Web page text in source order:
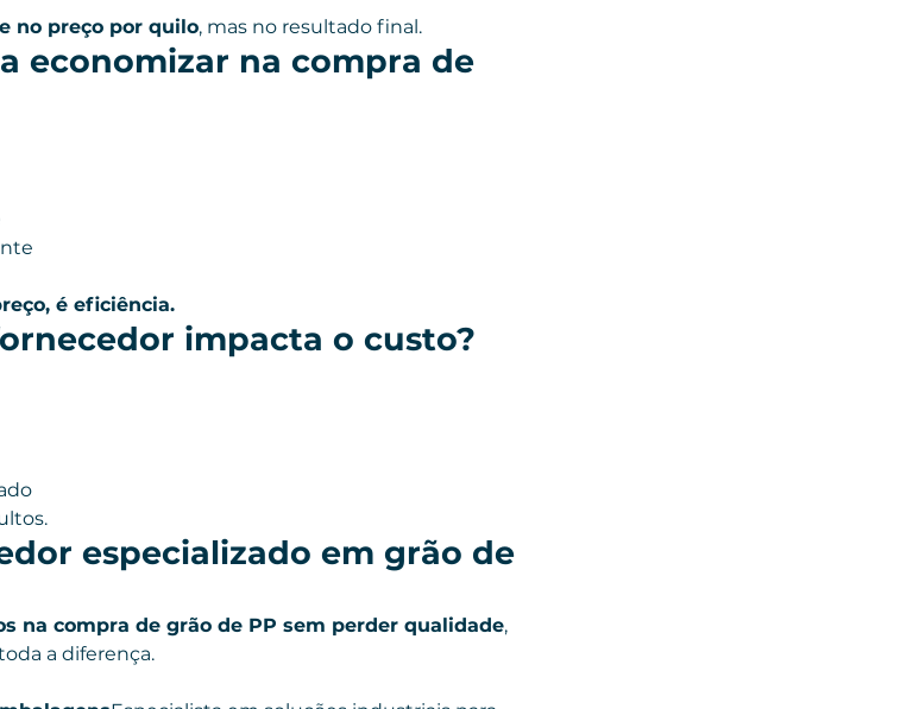
no preço por quilo, mas no resultado final.
economizar na compra de
é eficiência.
impacta o custo?
especializado em grão de
na compra de grão de PP sem perder qualidade,
a diferença.